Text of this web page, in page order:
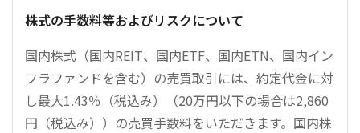
株式の手数料等およびリスクについて
国内株式（国内REIT、国内ETF、国内ETN、国内イン
フラファンドを含む）の売買取引には、約定代金に対
し最大1.43％（税込み）（20万円以下の場合は2,860
円（税込み））の売買手数料をいただきます。国内株